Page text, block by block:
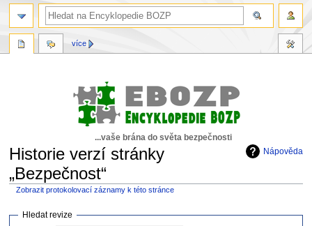
...vaše brána do světa bezpečnosti
Nápověda
Historie verzí stránky
„Bezpečnost“
Zobrazit protokolovací záznamy k této stránce
Skočit
Skočit
Hledat revize
více